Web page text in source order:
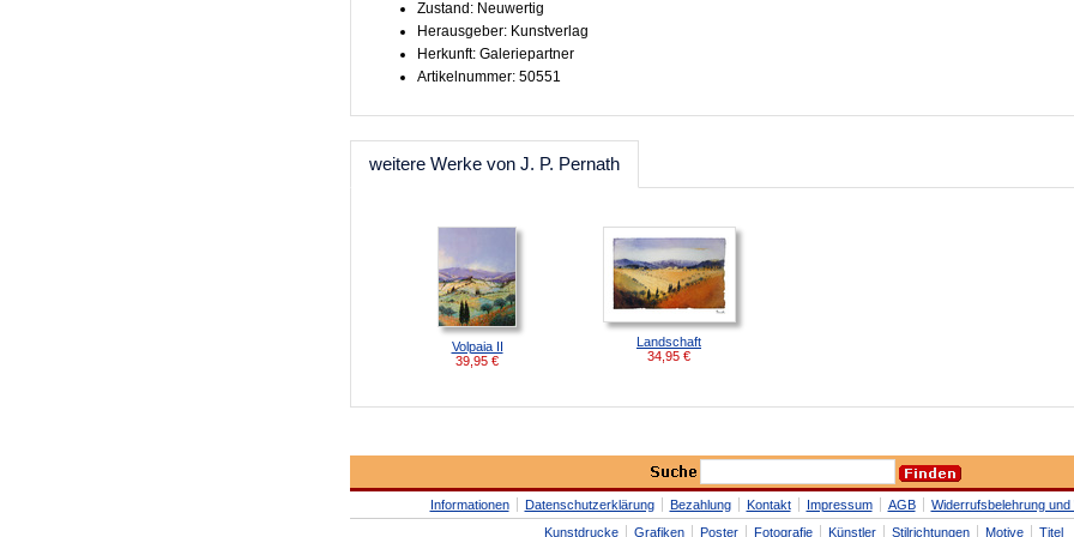
Zustand: Neuwertig
Herausgeber: Kunstverlag
Herkunft: Galeriepartner
Artikelnummer: 50551
weitere Werke von J. P. Pernath
Volpaia II
39,95 €
Landschaft
34,95 €
Informationen Datenschutzerklärung Bezahlung Kontakt Impressum AGB
Widerrufsbelehrung
Kunstdrucke
Grafiken Poster Fotografie Künstler Stilrichtungen Motive Titel